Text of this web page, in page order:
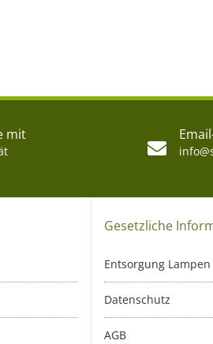
mit
Gesetzliche
Entsorgung Lampen
Datenschutz
AGB